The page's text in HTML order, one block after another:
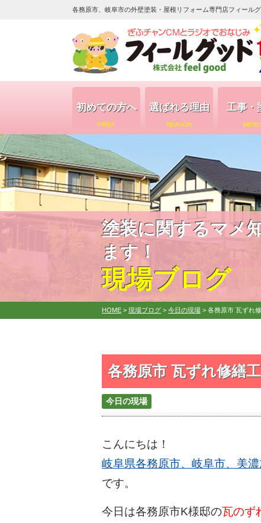
各務原市、岐阜市の外壁塗装・屋根リフォーム専門店フィール
初めての方へ
FIRST
選ばれる理由
REASON
工事・
MENU
塗装に関するマメ
ます！
現場ブログ
HOME > 現場ブログ > 今日の現場 > 各務原市 瓦ずれ
各務原市 瓦ずれ修繕
今日の現場
こんにちは！
岐阜県各務原市、岐阜市、美
です。
今日は各務原市K様邸の瓦のず